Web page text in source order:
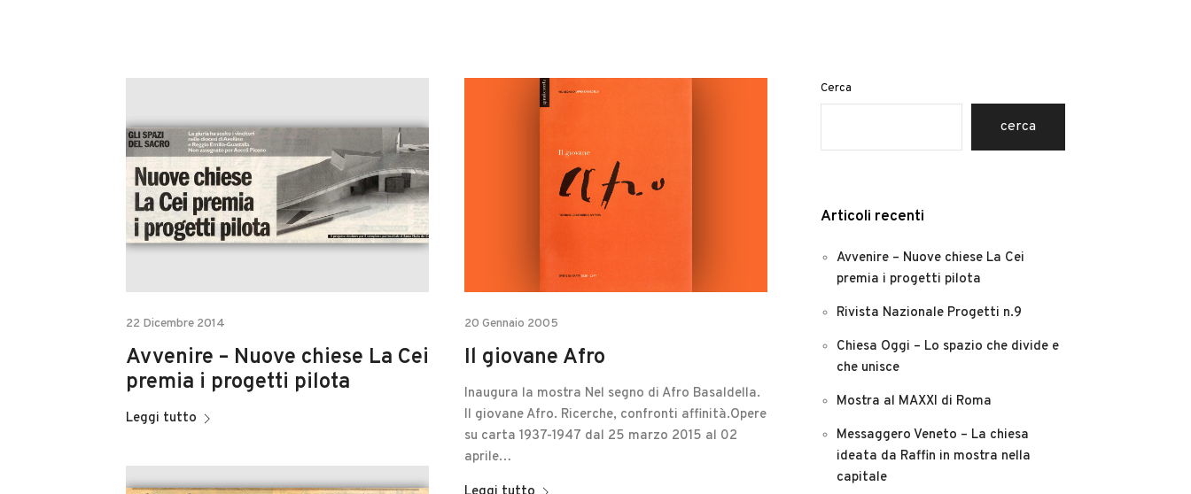
22 Dicembre 2014
Avvenire – Nuove chiese La Cei
premia i progetti pilota
Leggi tutto
20 Gennaio 2005
Il giovane Afro
Inaugura la mostra Nel segno di Afro Basaldella.
Il giovane Afro. Ricerche, confronti affinità.Opere
su carta 1937-1947 dal 25 marzo 2015 al 02
aprile…
Cerca
cerca
Articoli recenti
Avvenire – Nuove chiese La Cei
premia i progetti pilota
Rivista Nazionale Progetti n.9
Chiesa Oggi – Lo spazio che divide e
che unisce
Mostra al MAXXI di Roma
Messaggero Veneto – La chiesa
ideata da Raffin in mostra nella
capitale